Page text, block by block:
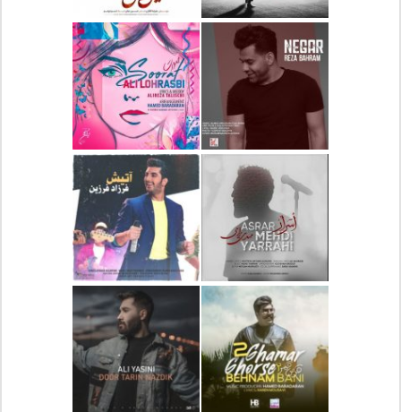
دانلود آلبوم جدید سیروان
خسروی بنام مونولوگ
دانلود آهنگ جدید علیرضا
قربانی بنام خیال خوش
دانلود آهنگ جدید رضا
بهرام بنام نگار
دانلود آهنگ جدید علی
لهراسبی بنام صورت
دانلود آهنگ جدید مهدی
یراحی بنام اسرار
دانلود آهنگ جدید فرزاد
فرزین بنام آتیش